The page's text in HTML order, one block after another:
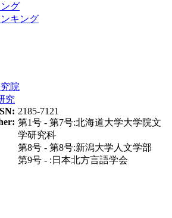
グ
キング
院
究
2185-7121
第1号 - 第7号:北海道大学大学院文
学研究科
第8号 - 第8号:新潟大学人文学部
第9号 - :日本北方言語学会